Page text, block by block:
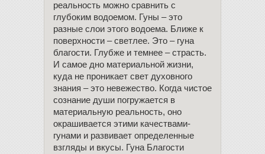
реальность можно сравнить с
глубоким водоемом. Гуны – это
разные слои этого водоема. Ближе к
поверхности – светлее. Это – гуна
благости. Глубже и темнее – страсть.
И самое дно материальной жизни,
куда не проникает свет духовного
знания – это невежество. Когда чистое
сознание души погружается в
материальную реальность, оно
окрашивается этими качествами-
гунами и развивает определенные
взгляды и вкусы. Гуна Благости